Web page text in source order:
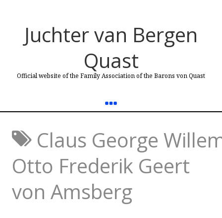
Juchter van Bergen
Quast
Official website of the Family Association of the Barons von Quast
Claus George
Otto Frederik Geert
von Amsberg